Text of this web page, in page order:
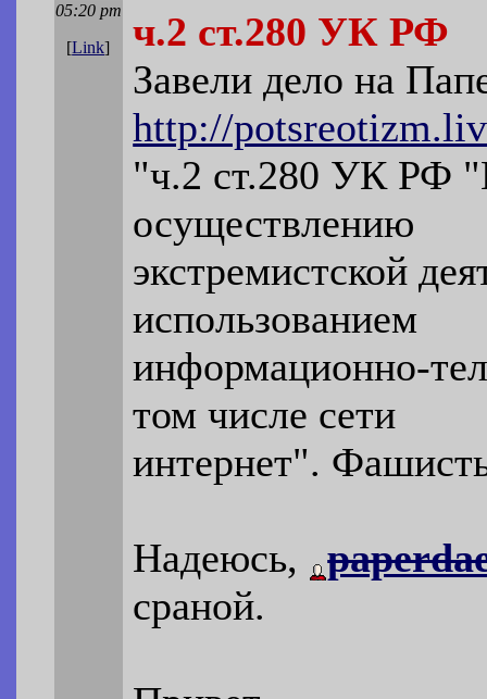
05:20 pm
[Link]
ч.2 ст.280 УК РФ
Завели дело на
http://
"ч.2 ст.280 УК РФ
осуществлению
экстремистской
использованием
информационно-
том числе сети
интернет".
Надеюсь,
сраной.